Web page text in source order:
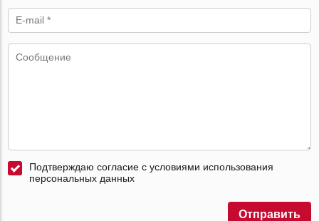
Подтверждаю согласие с условиями использования
персональных данных
Отправить